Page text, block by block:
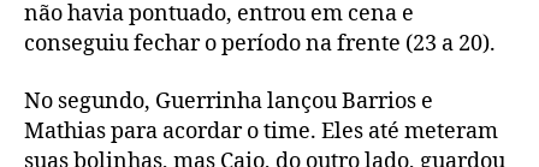
não havia pontuado, entrou em cena e
conseguiu fechar o período na frente (23 a 20).
No segundo, Guerrinha lançou Barrios e
Mathias para acordar o time. Eles até meteram
suas bolinhas, mas Caio, do outro lado, guardou